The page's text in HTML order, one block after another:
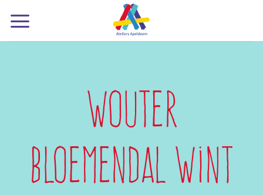
naar
inhoud
Wouter
Bloemendal wint